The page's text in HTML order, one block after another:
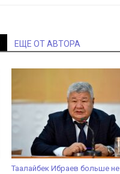
ЕЩЕ ОТ АВТОРА
Таалайбек Ибраев больше не